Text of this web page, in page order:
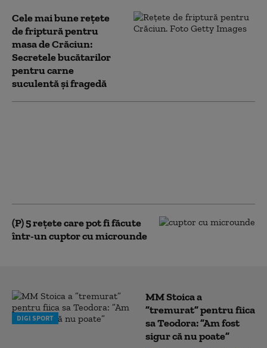
Cele mai bune rețete
de friptură pentru
masa de Crăciun:
Secretele bucătarilor
pentru carne
suculentă și fragedă
(P) 5 rețete care pot fi făcute
într-un cuptor cu microunde
DIGI SPORT
MM Stoica a
”tremurat” pentru fiica
sa Teodora: ”Am fost
sigur că nu poate”